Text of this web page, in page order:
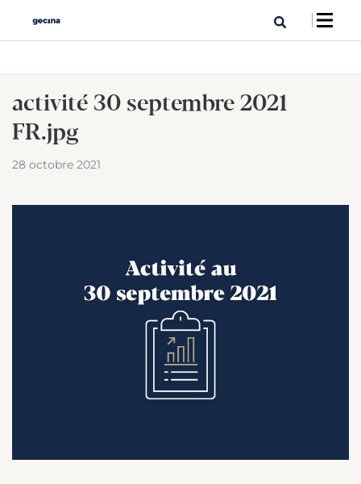
activité 30 septembre 2021
FR.jpg
28 octobre 2021